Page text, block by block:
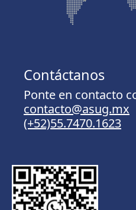
Contáctanos
Ponte en contacto
contacto@asug.mx
(+52)55.7470.1623